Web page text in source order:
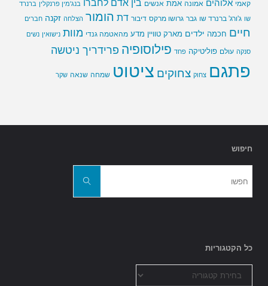
קאמי אלוהים אמונה אמת אנשים בין אדם לחברו בנג'מין פרנקלין ברנרד
שו ג'ורג' ברנרד שו גבר גרושו מרקס דיבור דת הומור הצלחה זקנה חברים
חיים חכמה ילדים מארק טוויין מדע מהאטמה גנדי מוות נישואין נשים
סנקה עולם פוליטיקה פחד פילוסופיה פרידריך ניטשה
פתגם צחוק צחוקים ציטוט שמחה שנאה שקר
חיפוש
חפשו
כל הקטגוריות
הקטגוריות